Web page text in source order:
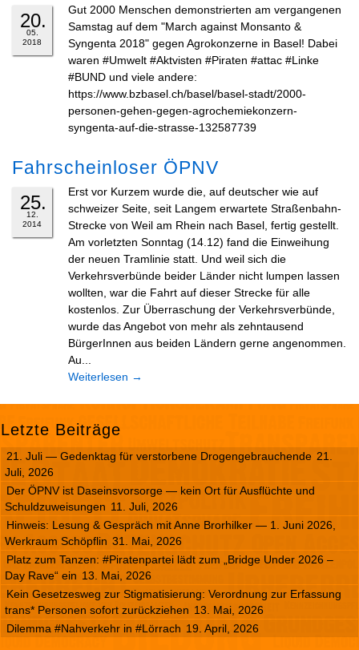
20.
05.
2018
Gut 2000 Menschen demonstrierten am vergangenen
Samstag auf dem "March against Monsanto &
Syngenta 2018" gegen Agrokonzerne in Basel! Dabei
waren #Umwelt #Aktvisten #Piraten #attac #Linke
#BUND und viele andere:
https://www.bzbasel.ch/basel/basel-stadt/2000-
personen-gehen-gegen-agrochemiekonzern-
syngenta-auf-die-strasse-132587739
Fahrscheinloser ÖPNV
25.
12.
2014
Erst vor Kurzem wurde die, auf deutscher wie auf
schweizer Seite, seit Langem erwartete Straßenbahn-
Strecke von Weil am Rhein nach Basel, fertig gestellt.
Am vorletzten Sonntag (14.12) fand die Einweihung
der neuen Tramlinie statt. Und weil sich die
Verkehrsverbünde beider Länder nicht lumpen lassen
wollten, war die Fahrt auf dieser Strecke für alle
kostenlos. Zur Überraschung der Verkehrsverbünde,
wurde das Angebot von mehr als zehntausend
BürgerInnen aus beiden Ländern gerne angenommen.
Au...
Weiterlesen →
Letzte Beiträge
21. Juli — Gedenktag für verstorbene Drogengebrauchende 21.
Juli, 2026
Der ÖPNV ist Daseinsvorsorge — kein Ort für Ausflüchte und
Schuldzuweisungen 11. Juli, 2026
Hinweis: Lesung & Gespräch mit Anne Brorhilker — 1. Juni 2026,
Werkraum Schöpflin 31. Mai, 2026
Platz zum Tanzen: #Piratenpartei lädt zum „Bridge Under 2026 –
Day Rave“ ein 13. Mai, 2026
Kein Gesetzesweg zur Stigmatisierung: Verordnung zur Erfassung
trans* Personen sofort zurückziehen 13. Mai, 2026
Dilemma #Nahverkehr in #Lörrach 19. April, 2026